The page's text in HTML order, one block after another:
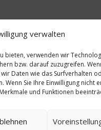
verwalten
bieten, verwenden wir
bzw. darauf zuzugreifen.
Daten wie das Surfverhalten
Wenn Sie Ihre Einwilligung nicht
und Funktionen